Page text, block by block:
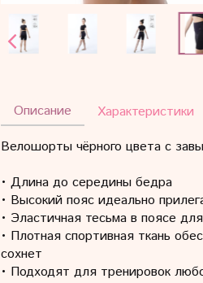
Описание
Велошорты чёрного цвета с
• Длина до середины бедра
• Высокий пояс идеально
• Эластичная тесьма в поясе
• Плотная спортивная ткань
сохнет
• Подходят для тренировок
Характеристики